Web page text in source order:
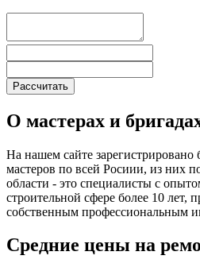
О мастерах и
На нашем сайте зарегистрировано
мастеров по всей Росиии, из них
области - это специалисты с
строительной сфере более 10 лет,
собственным профессиональным
Средние цены на